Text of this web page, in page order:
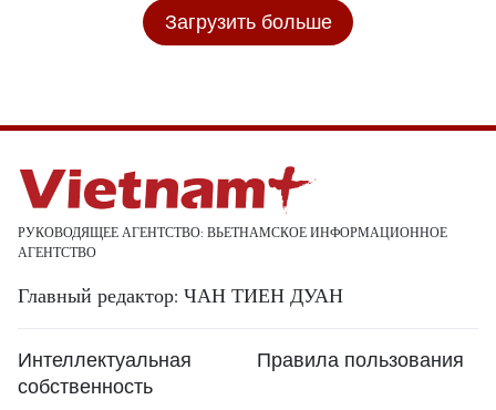
Загрузить больше
РУКОВОДЯЩЕЕ АГЕНТСТВО: ВЬЕТНАМСКОЕ ИНФОРМАЦИОННОЕ
АГЕНТСТВО
Главный редактор: ЧАН ТИЕН ДУАН
Интеллектуальная
собственность
Правила пользования